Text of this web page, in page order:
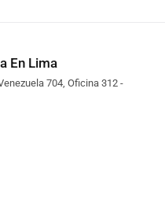
En Lima
704, Oficina 312 -